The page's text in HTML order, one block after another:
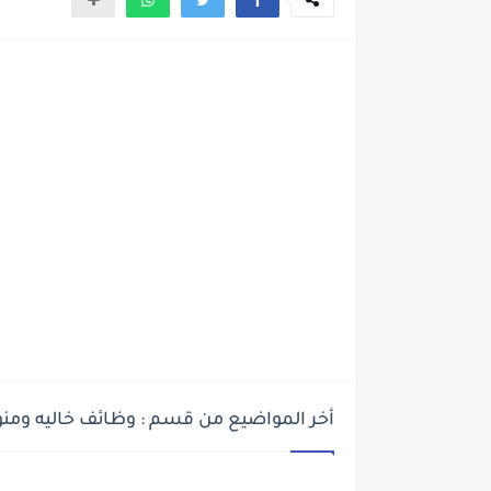
أخر المواضيع من قسم : وظائف خاليه